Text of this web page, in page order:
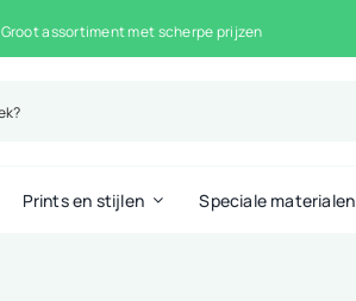
Groot assortiment met scherpe prijzen
Prints en stijlen Speciale materialen